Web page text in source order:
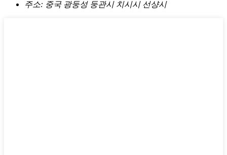
주소: 중국 광둥성 둥관시 치시시 선샹시